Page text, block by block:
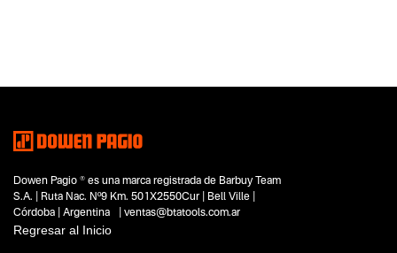
Segmentos - pendiente
Carpintería
Capacidad
No items found.
Funcion o uso
Dowen Pagio ® es una marca registrada de Barbuy Team
S.A. | Ruta Nac. Nº9 Km. 501X2550Cur | Bell Ville |
Córdoba | Argentina | ventas@btatools.com.ar
Regresar al Inicio